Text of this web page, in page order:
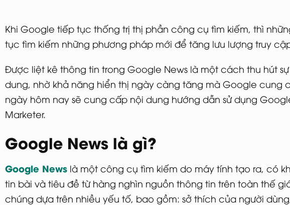
Khi Google tiếp tục thống trị thị phần công cụ tìm kiếm, thì
tục tìm kiếm những phương pháp mới để tăng lưu lượng truy
Được liệt kê thông tin trong Google News là một cách thu hút
dung, nhờ khả năng hiển thị ngày càng tăng mà Google cung
ngày hôm nay sẽ cung cấp nội dung hướng dẫn sử dụng
Marketer.
Google News là gì?
Google News là một công cụ tìm kiếm do máy tính tạo ra, có
tin bài và tiêu đề từ hàng nghìn nguồn thông tin trên toàn thế
chúng dựa trên nhiều yếu tố, bao gồm: sở thích của người